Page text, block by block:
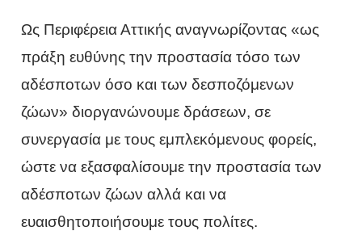
Ως Περιφέρεια Αττικής αναγνωρίζοντας «ως
πράξη ευθύνης την προστασία τόσο των
αδέσποτων όσο και των δεσποζόμενων
ζώων» διοργανώνουμε δράσεων, σε
συνεργασία με τους εμπλεκόμενους φορείς,
ώστε να εξασφαλίσουμε την προστασία των
αδέσποτων ζώων αλλά και να
ευαισθητοποιήσουμε τους πολίτες.